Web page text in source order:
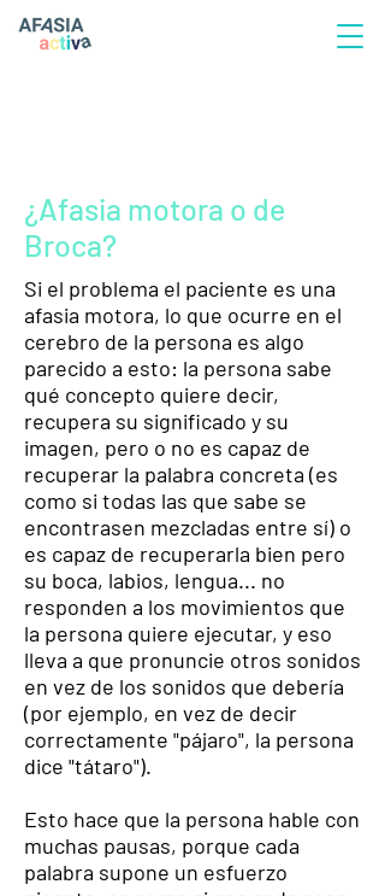
¿Afasia motora o de
Broca?
Si el problema el paciente es una
afasia motora, lo que ocurre en el
cerebro de la persona es algo
parecido a esto: la persona sabe
qué concepto quiere decir,
recupera su significado y su
imagen, pero o no es capaz de
recuperar la palabra concreta (es
como si todas las que sabe se
encontrasen mezcladas entre sí) o
es capaz de recuperarla bien pero
su boca, labios, lengua... no
responden a los movimientos que
la persona quiere ejecutar, y eso
lleva a que pronuncie otros sonidos
en vez de los sonidos que debería
(por ejemplo, en vez de decir
correctamente "pájaro", la persona
dice "tátaro").
Esto hace que la persona hable con
muchas pausas, porque cada
palabra supone un esfuerzo